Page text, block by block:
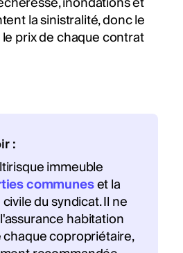
la sinistralité, donc le
prix de chaque contrat
:
immeuble
communeset la
du syndicat. Il ne
habitation
copropriétaire,